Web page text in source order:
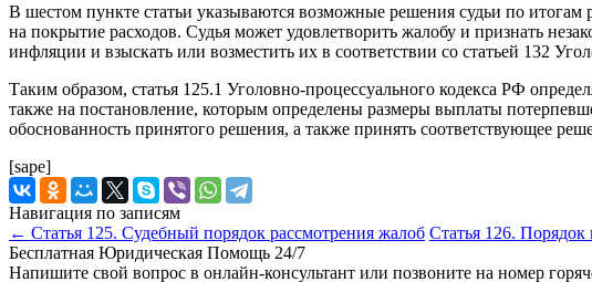
В шестом пункте статьи указываются возможные решения судьи по
на покрытие расходов. Судья может удовлетворить жалобу и признать
инфляции и взыскать или возместить их в соответствии со статьей 132
Таким образом, статья 125.1 Уголовно-процессуального кодекса РФ
также на постановление, которым определены размеры выплаты
обоснованность принятого решения, а также принять соответствующее
[sape]
Навигация по записям
← Статья 125. Судебный порядок рассмотрения жалоб Статья 126. Порядок
Бесплатная Юридическая Помощь 24/7
Напишите свой вопрос в онлайн-консультант или позвоните на номер